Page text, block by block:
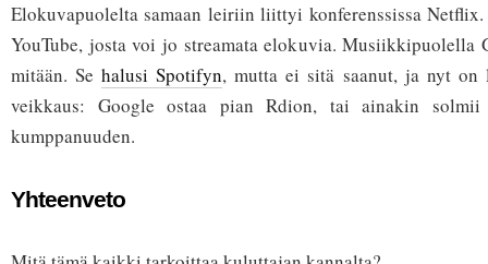
Elokuvapuolelta samaan leiriin liittyi konferenssissa
YouTube, josta voi jo streamata elokuvia. Musiikkipuolella
mitään. Sehalusi Spotifyn, mutta ei sitä saanut, ja nyt
veikkaus: Google ostaa pian Rdion, tai ainakin solmii
kumppanuuden.
Yhteenveto